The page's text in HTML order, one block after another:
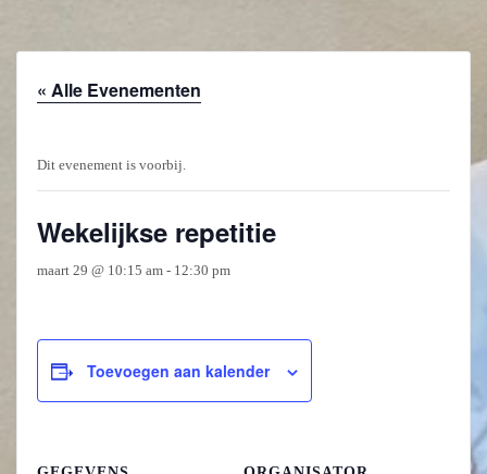
« Alle Evenementen
Dit evenement is voorbij.
Wekelijkse repetitie
maart 29 @ 10:15 am- 12:30 pm
Toevoegen aan kalender